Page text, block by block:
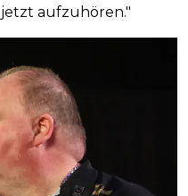
aufzuhören."